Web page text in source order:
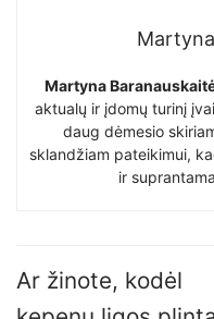
Martyna
aktualų ir įdomų turinį
daug dėmesio
sklandžiam pateikimui,
ir
Ar žinote, kodėl